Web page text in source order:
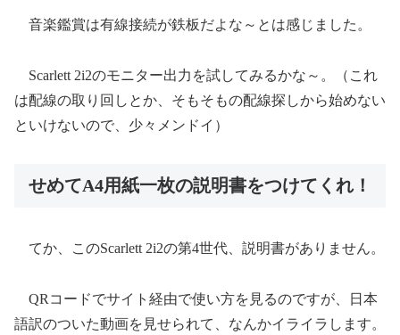
音楽鑑賞は有線接続が鉄板だよな～とは感じました。
Scarlett 2i2のモニター出力を試してみるかな～。（これ
は配線の取り回しとか、そもそもの配線探しから始めない
といけないので、少々メンドイ）
せめてA4用紙一枚の説明書をつけてくれ！
てか、このScarlett 2i2の第4世代、説明書がありません。
QRコードでサイト経由で使い方を見るのですが、日本
語訳のついた動画を見せられて、なんかイライラします。